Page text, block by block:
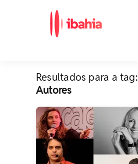
Resultados para a tag:
Autores